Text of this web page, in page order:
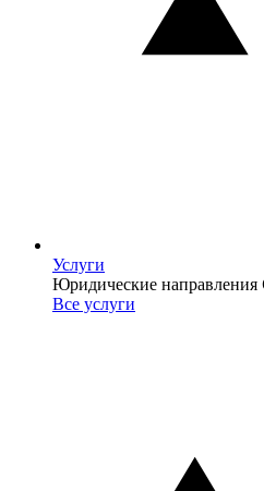
Услуги
Услуги
Юридические направления
Все услуги